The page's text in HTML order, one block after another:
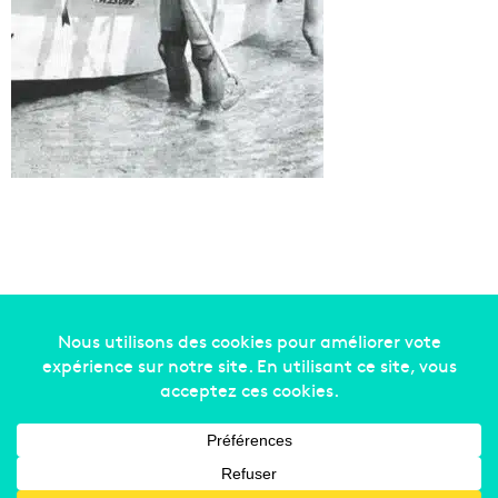
Copyright © 2014-2022Made in Marseille. Tous droits
mentions légales-nous contacter
sommes-nous-annonceurs
Facebook
X LinkedinYouTubeInstagram
RSS